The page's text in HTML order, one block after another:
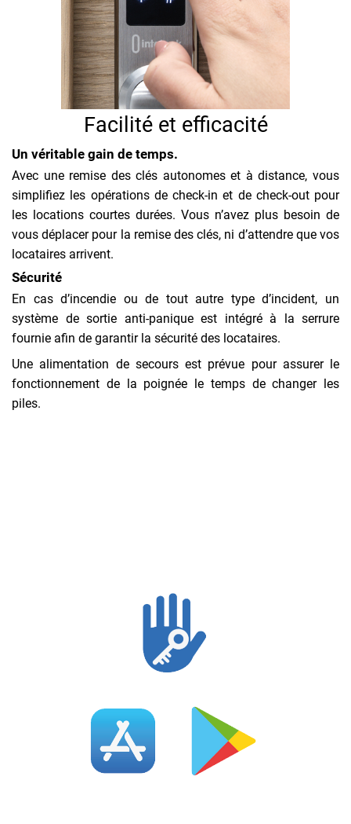
Facilité et efficacité
Un véritable gain de temps.
Avec une remise des clés autonomes et à distance, vous
simplifiez les opérations de check-in et de check-out pour
les locations courtes durées. Vous n’avez plus besoin de
vous déplacer pour la remise des clés, ni d’attendre que vos
locataires arrivent.
Sécurité
En cas d’incendie ou de tout autre type d’incident, un
système de sortie anti-panique est intégré à la serrure
fournie afin de garantir la sécurité des locataires.
Une alimentation de secours est prévue pour assurer le
fonctionnement de la poignée le temps de changer les
piles.